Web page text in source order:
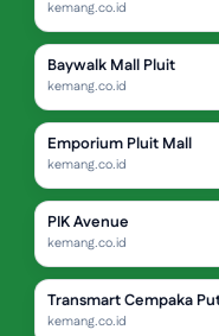
kemang.co.id
Baywalk Mall Pluit
kemang.co.id
Emporium Pluit Mall
kemang.co.id
PIK Avenue
kemang.co.id
Transmart Cempaka
kemang.co.id